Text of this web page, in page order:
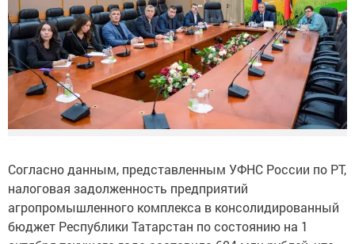
Согласно данным, представленным УФНС России по РТ,
налоговая задолженность предприятий
агропромышленного комплекса в консолидированный
бюджет Республики Татарстан по состоянию на 1